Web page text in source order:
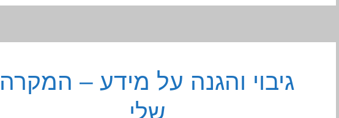
גיבוי והגנה על מידע – המקרה
שלי